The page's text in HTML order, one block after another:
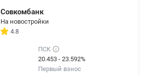
Совкомбанк
На новостройки
4.8
ПСК
20.453 - 23.592%
Первый взнос